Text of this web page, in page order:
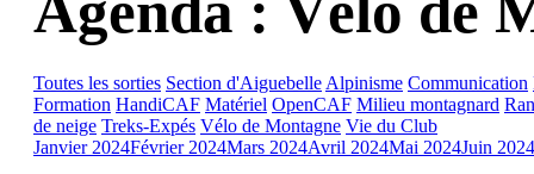
Toutes les sorties Section d'Aiguebelle Alpinisme Communication
Formation HandiCAF Matériel OpenCAF Milieu montagnard
de neige Treks-Expés Vélo de Montagne Vie du Club
Janvier 2024Février 2024Mars 2024Avril 2024Mai 2024Juin 2024